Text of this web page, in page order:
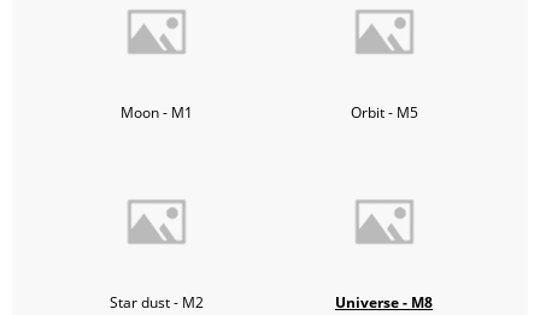
Moon - M1 Orbit - M5
Star dust - M2 Universe - M8